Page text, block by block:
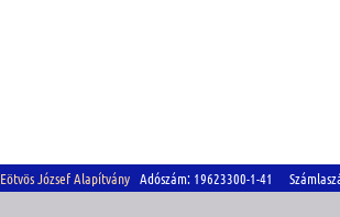
Eötvös József Alapítvány Adószám: 19623300-1-41